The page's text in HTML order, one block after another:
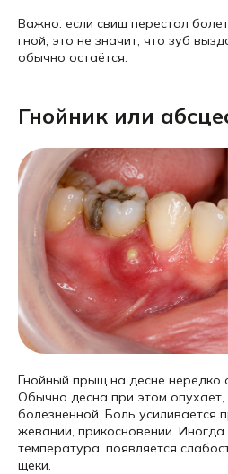
Важно: если свищ перестал
гной, это не значит, что зуб
обычно остаётся.
Гнойник или
Гнойный прыщ на десне нередко
Обычно десна при этом опухает,
болезненной. Боль усиливается
жевании, прикосновении. Иногда
температура, появляется
щеки.